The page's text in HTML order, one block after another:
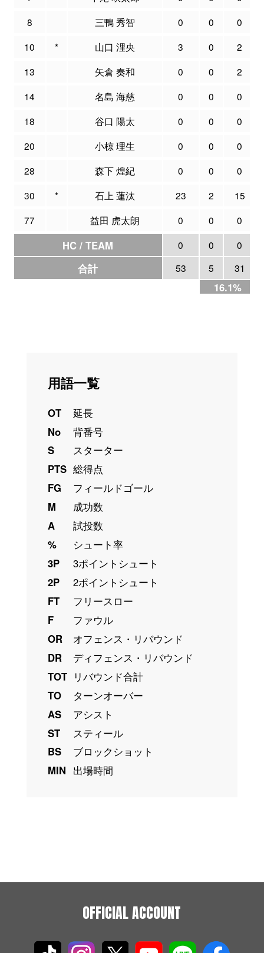
8
三鴨 秀智 0 0
0
10
* 山口 浬央 3 0
2
13
矢倉 奏和 0 0
2
14
名島 海慈 0 0
0
18
谷口 陽太 0 0
0
20
小椋 理生 0 0
0
28
森下 煌紀 0 0
0
30
* 石上 蓮汰 23 2
15
77
益田 虎太朗 0 0 0
HC / TEAM 0 0 0
合計 53 5 31
16.1%
用語一覧
OT
延長
No
背番号
S
スターター
PTS 総得点
FG
フィールドゴール
M
成功数
A
試投数
%
シュート率
3P
3ポイントシュート
2P
2ポイントシュート
FT
フリースロー
F
ファウル
OR
オフェンス・リバウンド
DR
ディフェンス・リバウンド
TOT リバウンド合計
TO
ターンオーバー
AS
アシスト
ST
スティール
BS
ブロックショット
MIN 出場時間
OFFICIAL ACCOUNT